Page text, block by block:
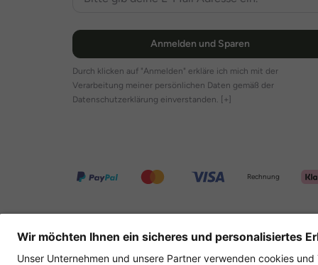
Anmelden und Sparen
Durch klicken auf "Anmelden" erkläre ich mich mit der
Verarbeitung meiner persönlichen Daten gemäß der
Datenschutzerklärung einverstanden. [+]
Rechnung